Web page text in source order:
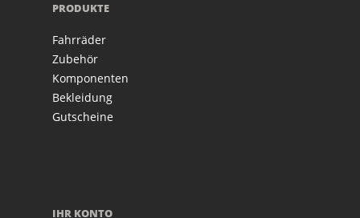
PRODUKTE
Fahrräder
Zubehör
Komponenten
Bekleidung
Gutscheine
IHR KONTO